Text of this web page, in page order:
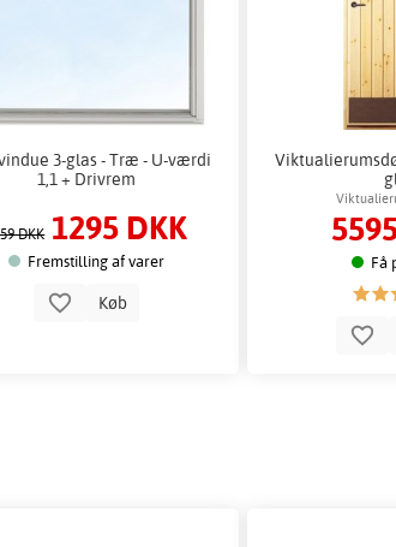
3-glas - Træ - U-værdi
1,1 + Drivrem
DKK 1295 DKK
Fremstilling af varer
Køb
Få